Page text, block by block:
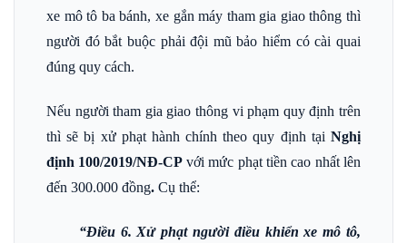
xe mô tô ba bánh, xe gắn máy tham gia giao thông thì
người đó bắt buộc phải đội mũ bảo hiểm có cài quai
đúng quy cách.
Nếu người tham gia giao thông vi phạm quy định trên
thì sẽ bị xử phạt hành chính theo quy định tại Nghị
định 100/2019/NĐ-CP với mức phạt tiền cao nhất lên
đến 300.000 đồng. Cụ thể:
“Điều 6. Xử phạt người điều khiển xe mô tô,